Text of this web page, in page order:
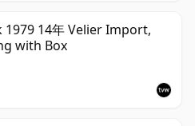
14年 Velier Import,
with Box